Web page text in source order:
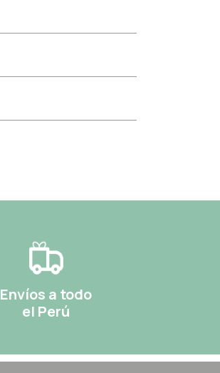
Envíos a todo
el Perú